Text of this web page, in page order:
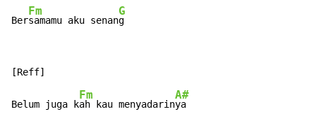
Ber
Fm
samamu aku senan
G
g
Belum juga k
Fm
ah kau menyadarin
A#
ya